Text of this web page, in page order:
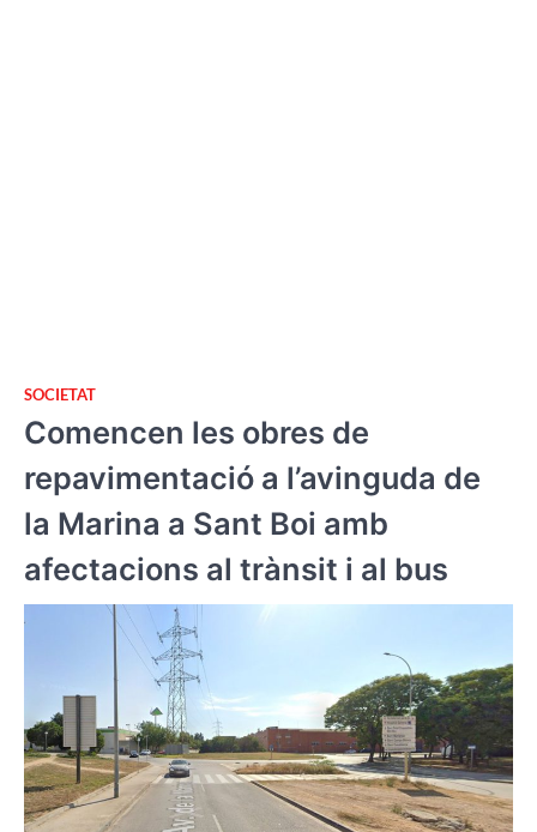
SOCIETAT
Comencen les obres de
repavimentació a l’avinguda de
la Marina a Sant Boi amb
afectacions al trànsit i al bus